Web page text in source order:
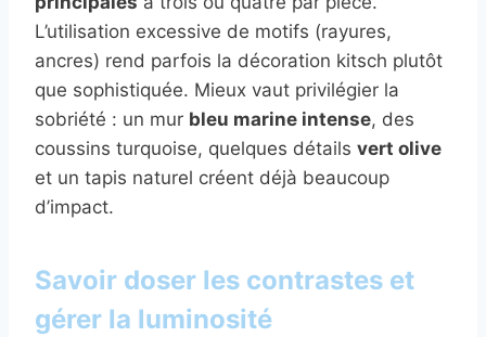
L’utilisation excessive de motifs (rayures,
ancres) rend parfois la décoration kitsch plutôt
que sophistiquée. Mieux vaut privilégier la
sobriété : un mur bleu marine intense, des
coussins turquoise, quelques détails vert olive
et un tapis naturel créent déjà beaucoup
d’impact.
Savoir doser les contrastes et
gérer la luminosité